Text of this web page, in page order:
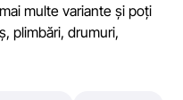
multe variante și poți
plimbări, drumuri,